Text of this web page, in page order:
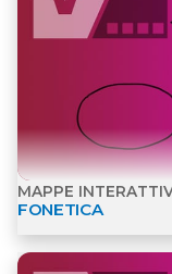
MAPPE
FONETICA
Apri dettagli